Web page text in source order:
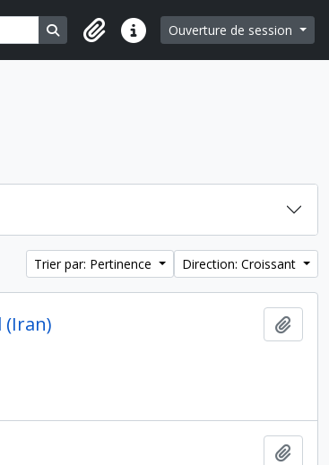
Search in browse page
Liens rapidesOuverture de session
Trier par: Pertinence Direction: Croissant
(Iran)